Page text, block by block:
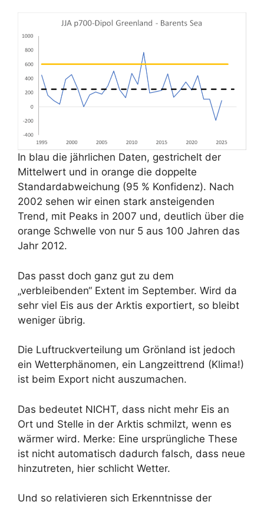
In blau die jährlichen Daten, gestrichelt der
Mittelwert und in orange die doppelte
Standardabweichung (95 % Konfidenz). Nach
2002 sehen wir einen stark ansteigenden
Trend, mit Peaks in 2007 und, deutlich über die
orange Schwelle von nur 5 aus 100 Jahren das
Jahr 2012.
Das passt doch ganz gut zu dem
„verbleibenden“ Extent im September. Wird da
sehr viel Eis aus der Arktis exportiert, so bleibt
weniger übrig.
Die Luftruckverteilung um Grönland ist jedoch
ein Wetterphänomen, ein Langzeittrend (Klima!)
ist beim Export nicht auszumachen.
Das bedeutet NICHT, dass nicht mehr Eis an
Ort und Stelle in der Arktis schmilzt, wenn es
wärmer wird. Merke: Eine ursprüngliche These
ist nicht automatisch dadurch falsch, dass neue
hinzutreten, hier schlicht Wetter.
Und so relativieren sich Erkenntnisse der